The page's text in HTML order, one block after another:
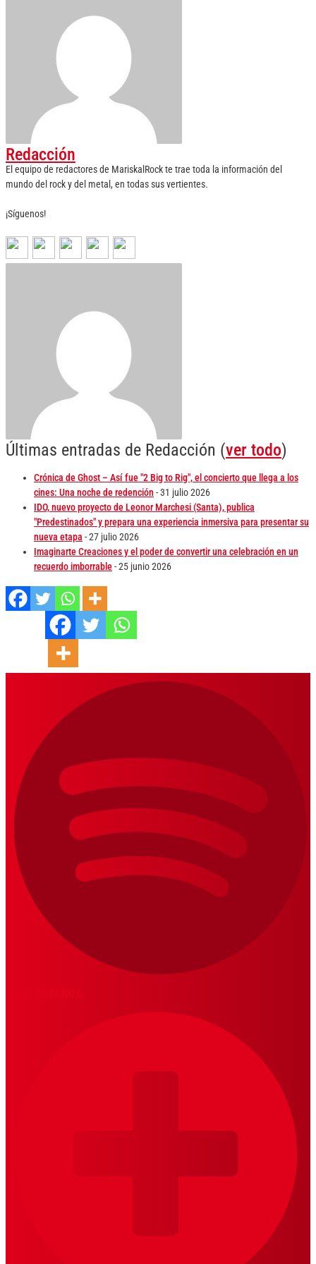
Redacción
El equipo de redactores de MariskalRock te trae toda la información del
mundo del rock y del metal, en todas sus vertientes.
¡Síguenos!
Últimas entradas de Redacción (ver todo)
Crónica de Ghost – Así fue "2 Big to Rig", el concierto que llega a los
cines: Una noche de redención - 31 julio 2026
IDO, nuevo proyecto de Leonor Marchesi (Santa), publica
"Predestinados" y prepara una experiencia inmersiva para presentar su
nueva etapa - 27 julio 2026
Imaginarte Creaciones y el poder de convertir una celebración en un
recuerdo imborrable- 25 junio 2026